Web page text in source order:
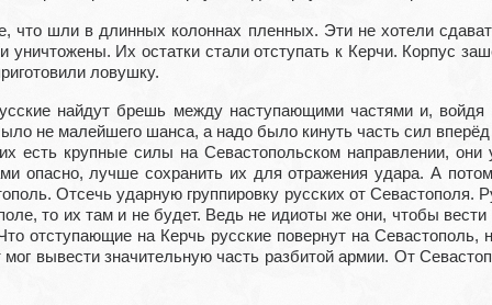
что шли в длинных колоннах пленных. Эти не хотели
уничтожены. Их остатки стали отступать к Керчи. Корпус
ловушку.
найдут брешь между наступающими частями и,
не малейшего шанса, а надо было кинуть часть сил
есть крупные силы на Севастопольском направлении,
опасно, лучше сохранить их для отражения удара. А
Отсечь ударную группировку русских от Севастополя.
то их там и не будет. Ведь не идиоты же они, чтобы
отступающие на Керчь русские повернут на Севастополь,
вывести значительную часть разбитой армии. От